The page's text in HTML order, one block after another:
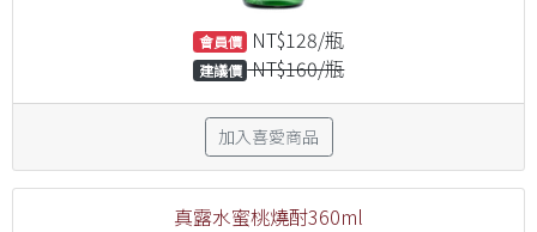
會員價 NT$128/瓶
建議價 NT$160/瓶
加入喜愛商品
真露水蜜桃燒酎360ml